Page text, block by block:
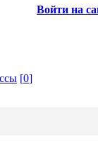
Войти на
[0]